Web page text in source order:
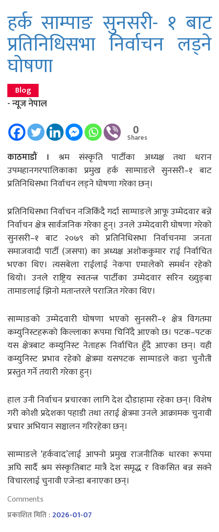
हर्क साम्पाङ सुनसरी- १ बाट
प्रतिनिधिसभा निर्वाचन लड्ने
घोषणा
Blog
- न्यूज नेपाल
0
Shares
काठमाडौं । श्रम संस्कृति पार्टीका अध्यक्ष तथा धरान
उपमहानगरपालिकाका प्रमुख हर्क साम्पाङले सुनसरी–१ बाट
प्रतिनिधिसभा निर्वाचन लड्ने घोषणा गरेका छन्।
प्रतिनिधिसभा निर्वाचन नजिकिँदै गर्दा साम्पाङले आफू उम्मेदवार बन्ने
निर्वाचन क्षेत्र सार्वजनिक गरेका हुन्। उनले उम्मेदवारी घोषणा गरेको
सुनसरी–१ बाट २०७९ को प्रतिनिधिसभा निर्वाचनमा जनता
समाजवादी पार्टी (जसपा) का अध्यक्ष अशोककुमार राई निर्वाचित
भएका थिए। त्यसबेला राईलाई नेकपा एमालेको समर्थन रहेको
थियो। उनले राष्ट्रिय स्वतन्त्र पार्टीका उम्मेदवार सरिन ख्युङ्बा
तामाङलाई झिनो मतान्तरले पराजित गरेका थिए।
साम्पाङको उम्मेदवारी घोषणा भएको सुनसरी–१ क्षेत्र विगतमा
कम्युनिस्टहरूको किल्लाका रूपमा चिनिँदै आएको छ। पटक–पटक
यस क्षेत्रबाट कम्युनिस्ट नेताहरू निर्वाचित हुँदै आएका छन्। यही
कम्युनिस्ट प्रभाव रहेको क्षेत्रमा यसपटक साम्पाङले कडा चुनौती
प्रस्तुत गर्ने तयारी गरेका हुन्।
हाल उनी निर्वाचन प्रचारका लागि देश दौडाहामा रहेका छन्। विशेष
गरी कोशी प्रदेशका पहाडी तथा तराई क्षेत्रमा उनले आक्रामक चुनावी
प्रचार अभियान सञ्चालन गरिरहेका छन्।
साम्पाङले ‘हर्कवाद’लाई आफ्नो प्रमुख राजनीतिक धारका रूपमा
अघि सार्दै श्रम संस्कृतिबाट मात्रै देश समृद्ध र विकसित बन्न सक्ने
विचारलाई चुनावी एजेन्डा बनाएका छन्।
Comments
प्रकाशित मिति :2026-01-07